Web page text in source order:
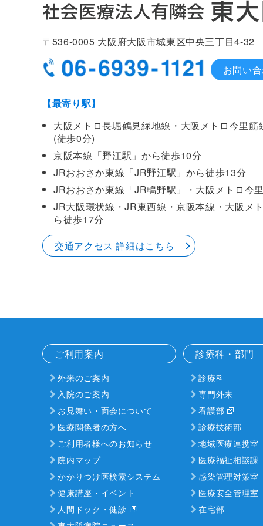
〒536-0005 大阪府大阪市城東区中央三丁目4-32
お問い
【最寄り駅】
大阪メトロ長堀鶴見緑地線・大阪メトロ今里
(徒歩0分)
京阪本線「野江駅」から徒歩10分
JRおおさか東線「JR野江駅」から徒歩13分
JRおおさか東線「JR鴫野駅」・大阪メトロ今
JR大阪環状線・JR東西線・京阪本線・大阪メ
ら徒歩17分
交通アクセス 詳細はこちら
ご利用案内
外来のご案内
入院のご案内
お見舞い・面会について
医療関係者の方へ
ご利用者様へのお知らせ
院内マップ
かかりつけ医検索システム
健康講座・イベント
人間ドック・健診
診療科・部門
診療科
専門外来
看護部
診療技術部
地域医療連携室
医療福祉相談課
感染管理対策室
医療安全管理室
在宅部